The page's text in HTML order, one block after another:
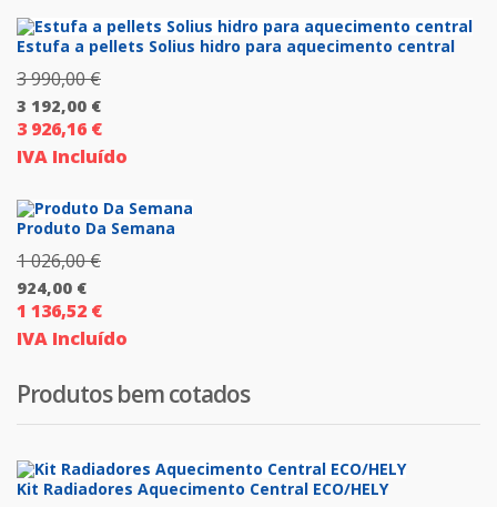
2
330,00 €.
atual
é:
1
864,00 €.
Estufa a pellets Solius hidro para aquecimento central
3 990,00€O
preço
original
3
990,00 €.
3 192,00 €
O
preço
atual
é:
3
192,00 €.
3 926,16 €
IVA Incluído
Produto Da Semana
1 026,00€O
original
1
924,00 €
O
preço
é:
1 136,52 €
IVA Incluído
Produtos bem cotados
Kit Radiadores Aquecimento Central ECO/HELY